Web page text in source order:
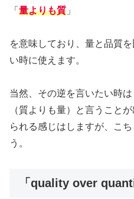
「 量よりも質 」
を意味しており、量と品質
い時に使えます。
当然、その逆を言いたい時は
（質よりも量）と言うこと
られる感じはしますが、こ
う。
「quality over